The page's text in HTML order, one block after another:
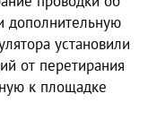
дополнительную
установили
от перетирания
к площадке